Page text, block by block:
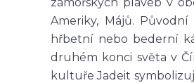
Ameriky, Májů.
hřbetní nebo bederní
druhém konci světa v
kultuře Jadeit